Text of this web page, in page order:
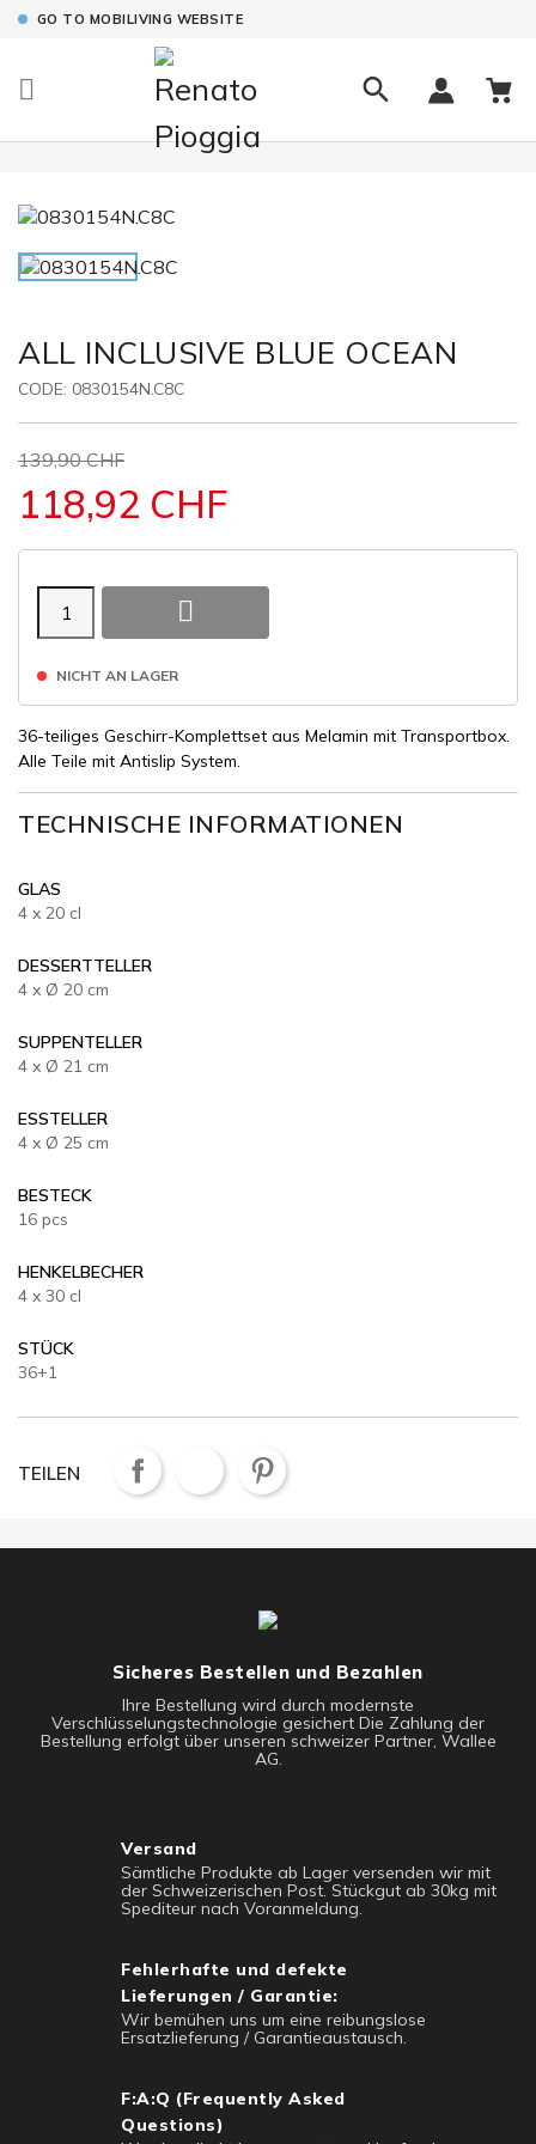
GO TO MOBILIVING WEBSITE

ALL INCLUSIVE BLUE OCEAN
CODE: 0830154N.C8C
139,90 CHF
118,92 CHF

NICHT AN LAGER
36-teiliges Geschirr-Komplettset aus Melamin mit Transportbox.
Alle Teile mit Antislip System.
TECHNISCHE INFORMATIONEN
GLAS
4 x 20 cl
DESSERTTELLER
4 x Ø 20 cm
SUPPENTELLER
4 x Ø 21 cm
ESSTELLER
4 x Ø 25 cm
BESTECK
16 pcs
HENKELBECHER
4 x 30 cl
STÜCK
36+1
TEILEN
Sicheres Bestellen und Bezahlen
Ihre Bestellung wird durch modernste
Verschlüsselungstechnologie gesichert Die Zahlung der
Bestellung erfolgt über unseren schweizer Partner, Wallee
AG.
Versand
Sämtliche Produkte ab Lager versenden wir mit
der Schweizerischen Post. Stückgut ab 30kg mit
Spediteur nach Voranmeldung.
Fehlerhafte und defekte
Lieferungen / Garantie:
Wir bemühen uns um eine reibungslose
Ersatzlieferung / Garantieaustausch.
F:A:Q (Frequently Asked
Questions)